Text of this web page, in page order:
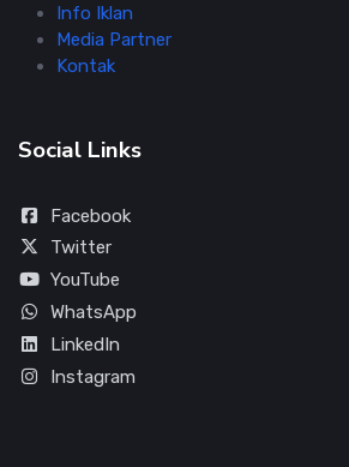
Info Iklan
Media Partner
Kontak
Social Links
Facebook
Twitter
YouTube
WhatsApp
LinkedIn
Instagram